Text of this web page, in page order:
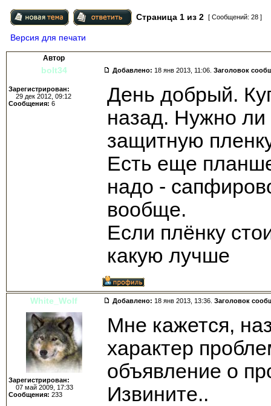
Страница 1 из 2 [ Сообщений: 28 ]
Версия для печати
Автор
bolt34 Добавлено: 18 янв 2013, 11:06. Заголовок
Зарегистрирован:
29 дек 2012, 09:12
Сообщения: 6
День добрый.
назад. Нужно ли
защитную
Есть еще
надо -
вообще.
Если плёнку
какую лучше
White_Wolf Добавлено: 18 янв 2013, 13:36. Заголовок
Зарегистрирован:
07 май 2009, 17:33
Сообщения: 233
Мне кажется,
характер
объявление о
Извините..